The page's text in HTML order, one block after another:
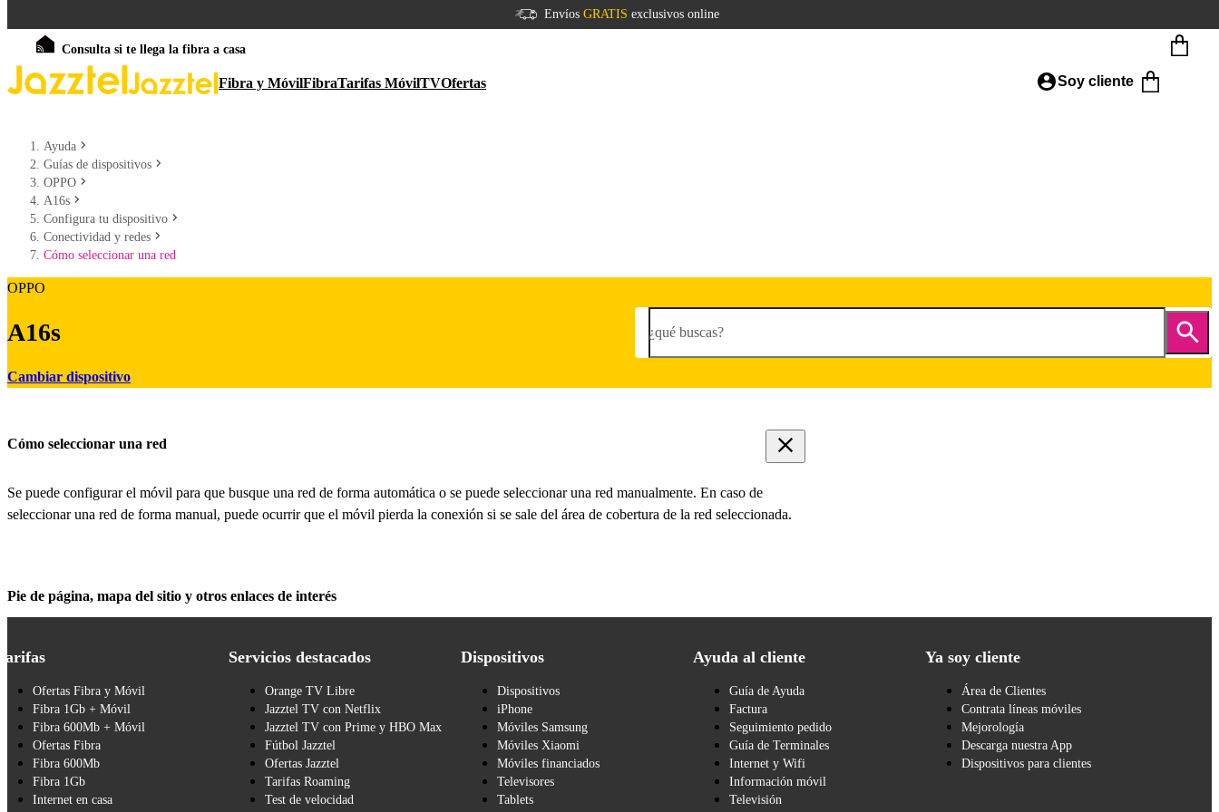
Envíos GRATIS exclusivos online
Consulta si te llega la fibra a casa
Fibra y MóvilFibraTarifas MóvilTVOfertas Soy cliente
Ayuda
Guías de dispositivos
OPPO
A16s
Configura tu dispositivo
Conectividad y redes
Cómo seleccionar una red
OPPO
A16s
Cambiar dispositivo
¿qué buscas?
Cómo seleccionar una red
Se puede configurar el móvil para que busque una red de forma automática o se puede seleccionar una red manualmente. En caso de
seleccionar una red de forma manual, puede ocurrir que el móvil pierda la conexión si se sale del área de cobertura de la red seleccionada.
Pie de página, mapa del sitio y otros enlaces de interés
Ofertas Fibra y Móvil
Fibra 1Gb + Móvil
Fibra 600Mb + Móvil
Ofertas Fibra
Fibra 600Mb
Fibra 1Gb
Internet en casa
Servicios destacados
Orange TV Libre
Jazztel TV con Netflix
Jazztel TV con Prime y HBO Max
Fútbol Jazztel
Ofertas Jazztel
Tarifas Roaming
Test de velocidad
Dispositivos
Dispositivos
iPhone
Móviles Samsung
Móviles Xiaomi
Móviles financiados
Televisores
Tablets
Ayuda al cliente
Guía de Ayuda
Factura
Seguimiento pedido
Guía de Terminales
Internet y Wifi
Información móvil
Televisión
Ya soy cliente
Área de Clientes
Contrata líneas móviles
Mejorología
Descarga nuestra App
Dispositivos para clientes